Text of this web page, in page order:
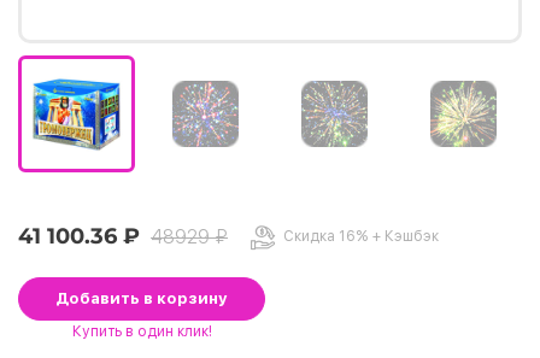
41 100.36 ₽ 48929 ₽ Скидка 16% + Кэшбэк
Добавить в корзину
Купить в один клик!